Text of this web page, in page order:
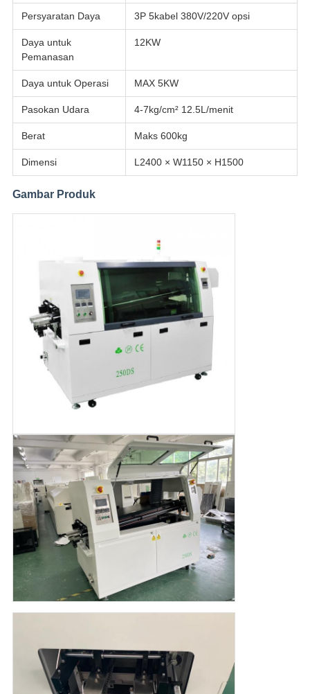
Persyaratan Daya 3P 5kabel 380V/220V opsi
Daya untuk
Pemanasan
12KW
Daya untuk Operasi MAX 5KW
Pasokan Udara 4-7kg/cm² 12.5L/menit
Berat Maks 600kg
Dimensi L2400 × W1150 × H1500
Gambar Produk